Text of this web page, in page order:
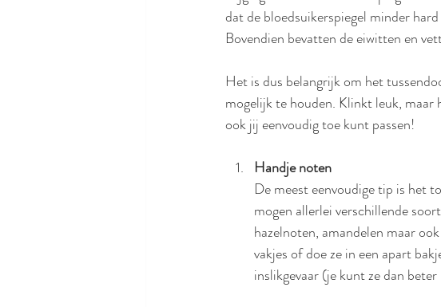
dat de bloedsuikerspiegel minder
Bovendien bevatten de eiwitten en
Het is dus belangrijk om het
mogelijk te houden. Klinkt leuk, maar
ook jij eenvoudig toe kunt passen!
Handje noten
De meest eenvoudige tip is het
mogen allerlei verschillende
hazelnoten, amandelen maar
vakjes of doe ze in een apart
inslikgevaar (je kunt ze dan